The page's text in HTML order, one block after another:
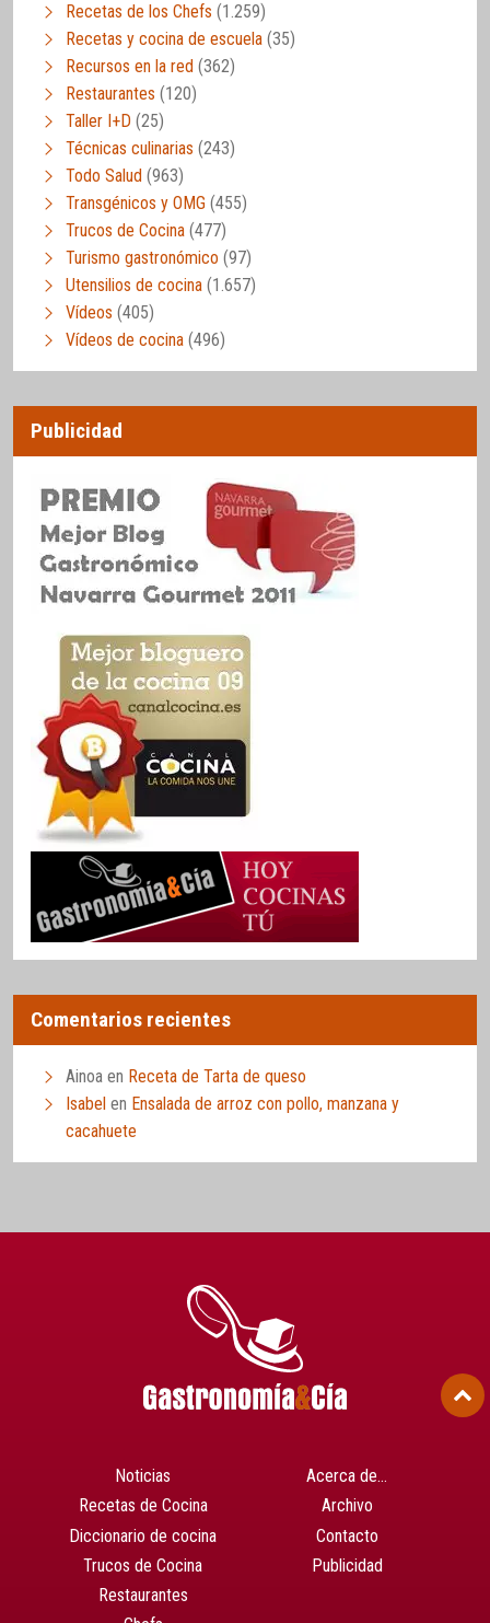
Recetas de los Chefs (1.259)
Recetas y cocina de escuela (35)
Recursos en la red (362)
Restaurantes (120)
Taller I+D (25)
Técnicas culinarias (243)
Todo Salud (963)
Transgénicos y OMG (455)
Trucos de Cocina (477)
Turismo gastronómico (97)
Utensilios de cocina (1.657)
Vídeos (405)
Vídeos de cocina (496)
Publicidad
Comentarios recientes
Ainoa en Receta de Tarta de queso
Isabel en Ensalada de arroz con pollo, manzana y
cacahuete
Noticias
Recetas de Cocina
Diccionario de cocina
Trucos de Cocina
Restaurantes
Acerca de…
Archivo
Contacto
Publicidad